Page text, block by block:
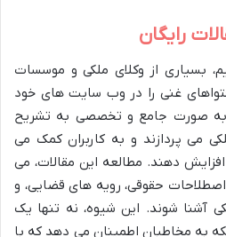
رایگان
بسیاری از وکلای ملکی و موسسات
غنی را در وب سایت های خود
به صورت جامع و تخصصی به تشریح
می پردازند و به کاربران کمک می
دهند. مطالعه این مقالات، می
اصطلاحات حقوقی، رویه های قضایی، و
آشنا شوند. این شیوه، نه تنها یک
به مخاطبان اطمینان می دهد که با